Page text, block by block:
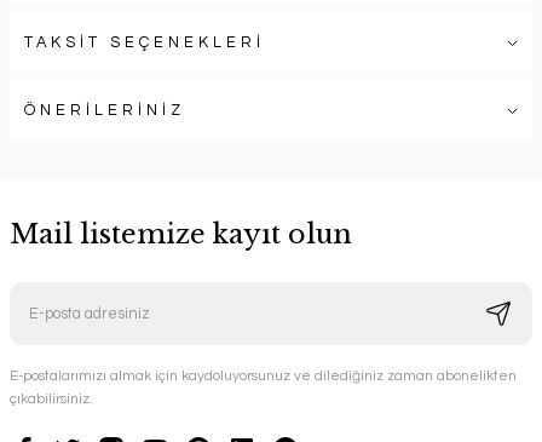
TAKSİT SEÇENEKLERİ
ÖNERİLERİNİZ
Mail listemize kayıt olun
E-postalarımızı almak için kaydoluyorsunuz ve dilediğiniz zaman abonelikten
çıkabilirsiniz.